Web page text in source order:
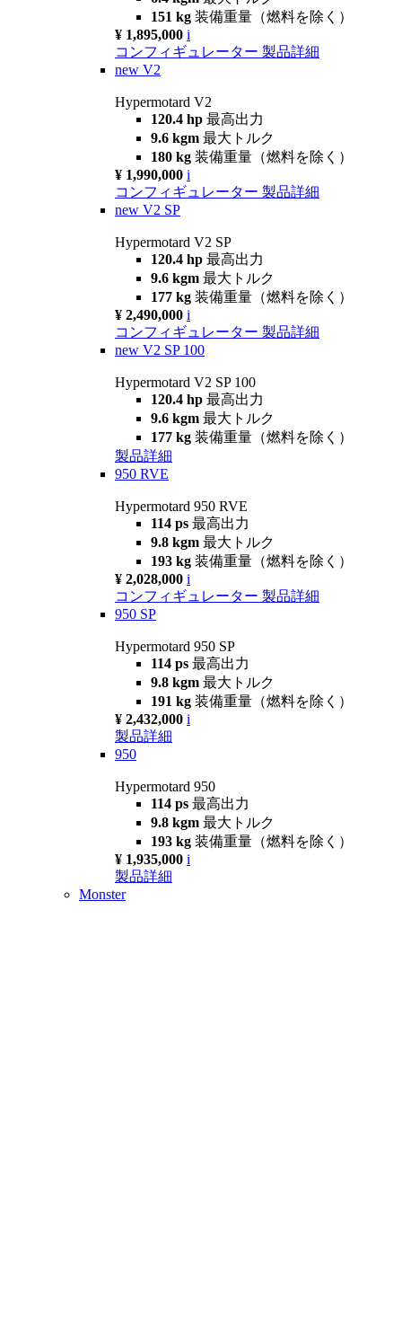
151 kg 装備重量（燃料を除く）
¥ 1,895,000 i
コンフィギュレーター 製品詳細
new V2
Hypermotard V2
120.4 hp 最高出力
9.6 kgm 最大トルク
180 kg 装備重量（燃料を除く）
¥ 1,990,000 i
コンフィギュレーター 製品詳細
new V2 SP
Hypermotard V2 SP
120.4 hp 最高出力
9.6 kgm 最大トルク
177 kg 装備重量（燃料を除く）
¥ 2,490,000 i
コンフィギュレーター 製品詳細
new V2 SP 100
Hypermotard V2 SP 100
120.4 hp 最高出力
9.6 kgm 最大トルク
177 kg 装備重量（燃料を除く）
製品詳細
950 RVE
Hypermotard 950 RVE
114 ps 最高出力
9.8 kgm 最大トルク
193 kg 装備重量（燃料を除く）
¥ 2,028,000 i
コンフィギュレーター 製品詳細
950 SP
Hypermotard 950 SP
114 ps 最高出力
9.8 kgm 最大トルク
191 kg 装備重量（燃料を除く）
¥ 2,432,000 i
製品詳細
950
Hypermotard 950
114 ps 最高出力
9.8 kgm 最大トルク
193 kg 装備重量（燃料を除く）
¥ 1,935,000 i
製品詳細
Monster